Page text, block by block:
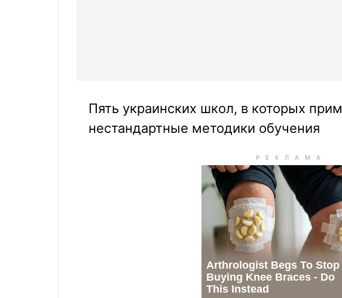
Пять украинских школ, в которых
нестандартные методики обучения